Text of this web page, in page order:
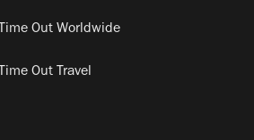
Time Out Worldwide
Time Out Travel